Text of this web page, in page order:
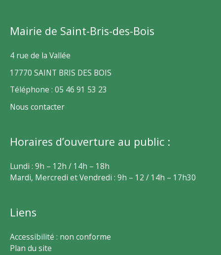
Mairie de Saint-Bris-des-Bois
4 rue de la Vallée
17770 SAINT BRIS DES BOIS
Téléphone : 05 46 91 53 23
Nous contacter
Horaires d’ouverture au public :
Lundi : 9h – 12h / 14h – 18h
Mardi, Mercredi et Vendredi : 9h – 12 / 14h – 17h30
Liens
Accessibilité : non conforme
Plan du site